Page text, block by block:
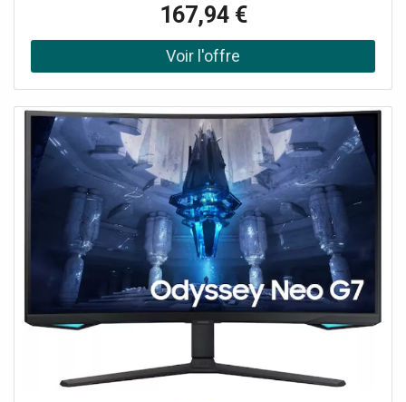
jusqu’à 32 Go pour partage multimédia Gestion via app
TP‑Link tpMiFi (iOS/Android) Design compact, léger et
mobile
167,94 €